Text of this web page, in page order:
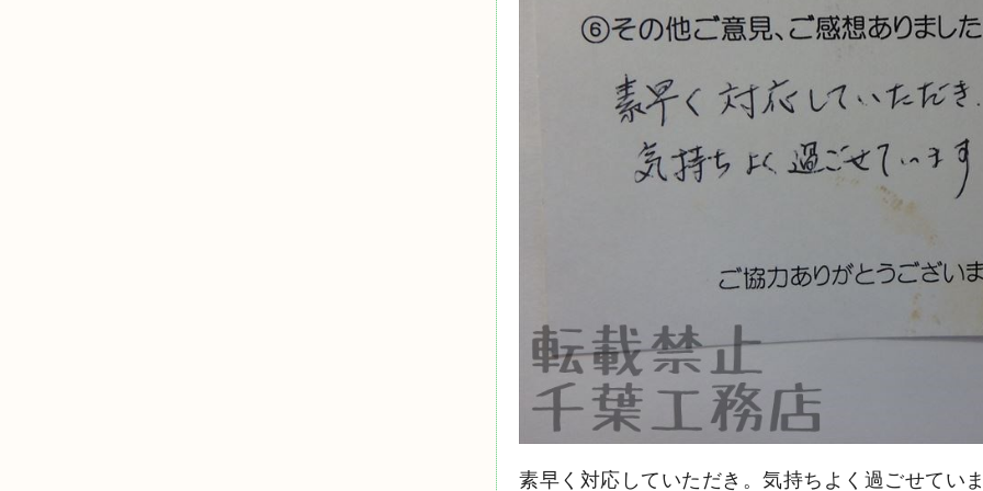
素早く対応していただき。気持ちよく過ごせてい